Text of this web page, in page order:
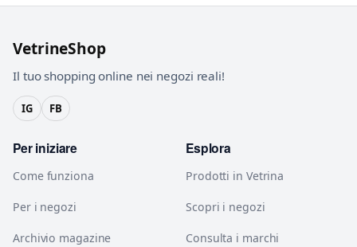
VetrineShop
Il tuo shopping online nei negozi reali!
IG FB
Per iniziare
Come funziona
Per i negozi
Archivio magazine
Esplora
Prodotti in Vetrina
Scopri i negozi
Consulta i marchi